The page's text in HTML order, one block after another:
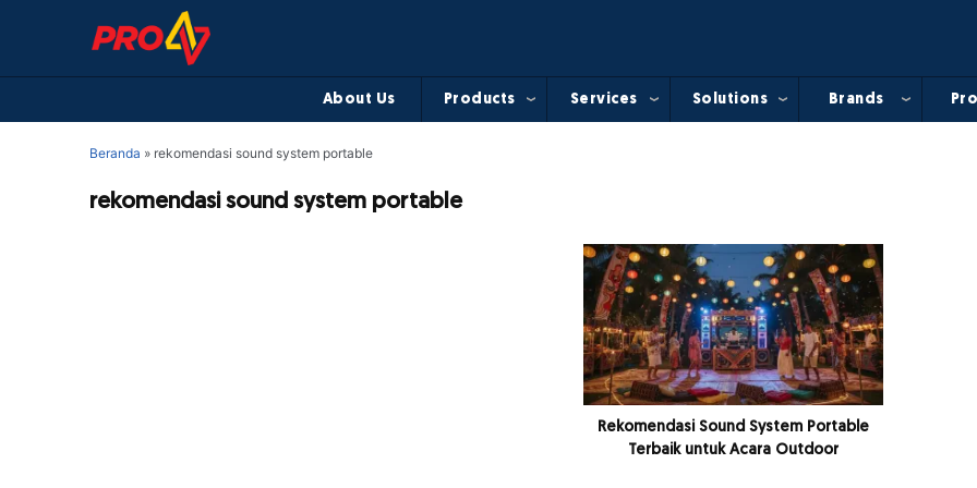
About Us Products Services Solutions Brands
Beranda » rekomendasi sound system portable
rekomendasi sound system portable
Rekomendasi Sound System Portable
Terbaik untuk Acara Outdoor